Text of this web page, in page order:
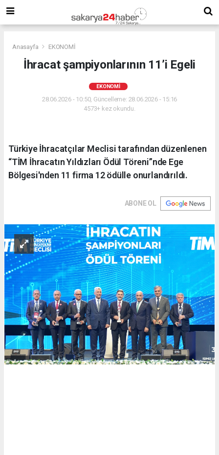
Anasayfa EKONOMİ
İhracat şampiyonlarının 11’i Egeli
EKONOMİ
28.06.2026 - 10:50, Güncelleme: 28.06.2026 - 15:16
4573+ kez okundu.
Türkiye İhracatçılar Meclisi tarafından düzenlenen
“TİM İhracatın Yıldızları Ödül Töreni”nde Ege
Bölgesi'nden 11 firma 12 ödülle onurlandırıldı.
ABONE OL